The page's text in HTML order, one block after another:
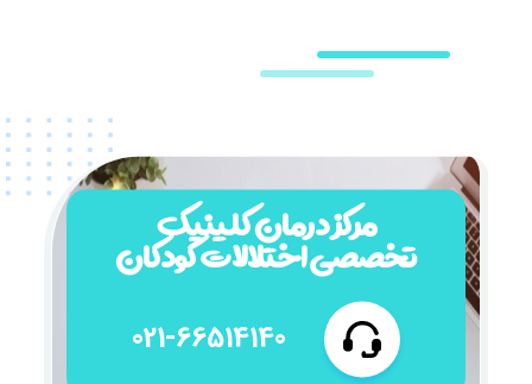
مرکز درمان کلینیک
تخصصی اختلالات کودکان
021-66514140